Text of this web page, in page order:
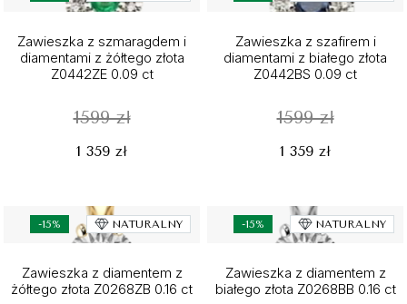
Zawieszka z szmaragdem i
diamentami z żółtego złota
Z0442ZE 0.09 ct
1599 zł
1 359 zł
Zawieszka z szafirem i
diamentami z białego złota
Z0442BS 0.09 ct
1599 zł
1 359 zł
-15% NATURALNY
Zawieszka z diamentem z
żółtego złota Z0268ZB 0.16 ct
-15% NATURALNY
Zawieszka z diamentem z
białego złota Z0268BB 0.16 ct